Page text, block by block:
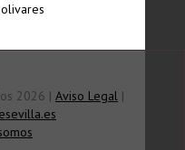
2026 | Aviso Legal |